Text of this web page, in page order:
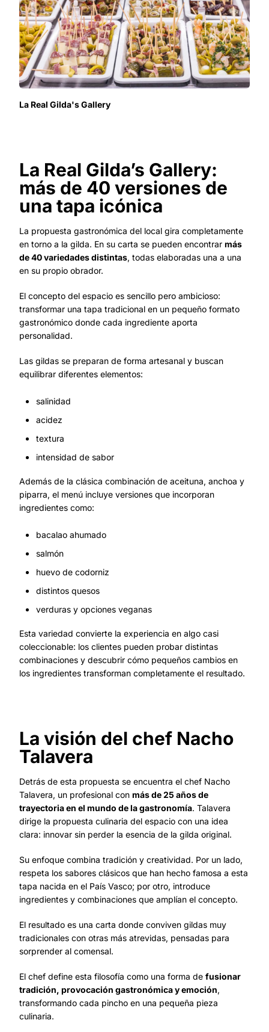
La Real Gilda's Gallery
La Real Gilda’s Gallery:
más de 40 versiones de
una tapa icónica
La propuesta gastronómica del local gira completamente
en torno a la gilda. En su carta se pueden encontrar más
de 40 variedades distintas, todas elaboradas una a una
en su propio obrador.
El concepto del espacio es sencillo pero ambicioso:
transformar una tapa tradicional en un pequeño formato
gastronómico donde cada ingrediente aporta
personalidad.
Las gildas se preparan de forma artesanal y buscan
equilibrar diferentes elementos:
salinidad
acidez
textura
intensidad de sabor
Además de la clásica combinación de aceituna, anchoa y
piparra, el menú incluye versiones que incorporan
ingredientes como:
bacalao ahumado
salmón
huevo de codorniz
distintos quesos
verduras y opciones veganas
Esta variedad convierte la experiencia en algo casi
coleccionable: los clientes pueden probar distintas
combinaciones y descubrir cómo pequeños cambios en
los ingredientes transforman completamente el resultado.
La visión del chef Nacho
Talavera
Detrás de esta propuesta se encuentra el chef Nacho
Talavera, un profesional con más de 25 años de
trayectoria en el mundo de la gastronomía. Talavera
dirige la propuesta culinaria del espacio con una idea
clara: innovar sin perder la esencia de la gilda original.
Su enfoque combina tradición y creatividad. Por un lado,
respeta los sabores clásicos que han hecho famosa a esta
tapa nacida en el País Vasco; por otro, introduce
ingredientes y combinaciones que amplían el concepto.
El resultado es una carta donde conviven gildas muy
tradicionales con otras más atrevidas, pensadas para
sorprender al comensal.
El chef define esta filosofía como una forma de fusionar
tradición, provocación gastronómica y emoción,
transformando cada pincho en una pequeña pieza
culinaria.